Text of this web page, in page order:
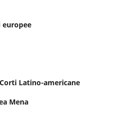
europee
Latino-americane
Mena